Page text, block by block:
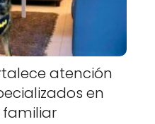
atención
en